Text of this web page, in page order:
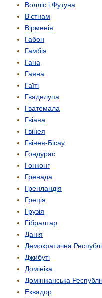
Волліс і Футуна
В'єтнам
Вірменія
Габон
Гамбія
Гана
Гаяна
Гаїті
Гваделупа
Гватемала
Гвіана
Гвінея
Гвінея-Бісау
Гондурас
Гонконг
Гренада
Гренландія
Греція
Грузія
Гібралтар
Данія
Демократична
Джибуті
Домініка
Домініканська
Еквадор